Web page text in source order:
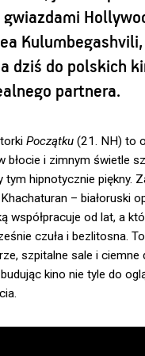
dziś do polskich
partnera.
Początku (21. NH) to
błocie i zimnym świetle
tym hipnotycznie piękny.
– białoruski
współpracuje od lat, a
czuła i bezlitosna.
szpitalne sale i ciemne
kino nie tyle do